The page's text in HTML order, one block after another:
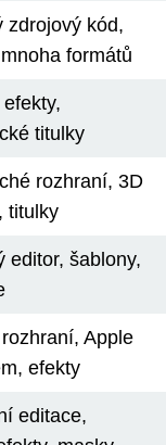
zdrojový kód,
formátů
titulky
rozhraní, 3D
titulky
editor, šablony,
Apple
efekty
editace,